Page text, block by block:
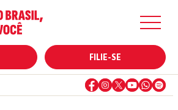
FILIE-SE